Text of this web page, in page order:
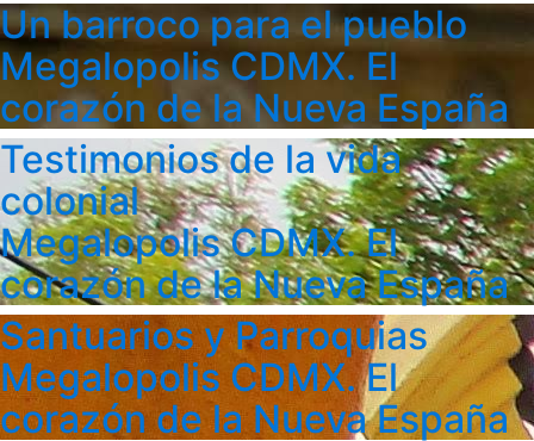
Un barroco para el pueblo
Megalopolis CDMX. El
corazón de la Nueva España
Testimonios de la vida
colonial
Megalopolis CDMX. El
corazón de la Nueva España
Santuarios y Parroquias
Megalopolis CDMX. El
corazón de la Nueva España